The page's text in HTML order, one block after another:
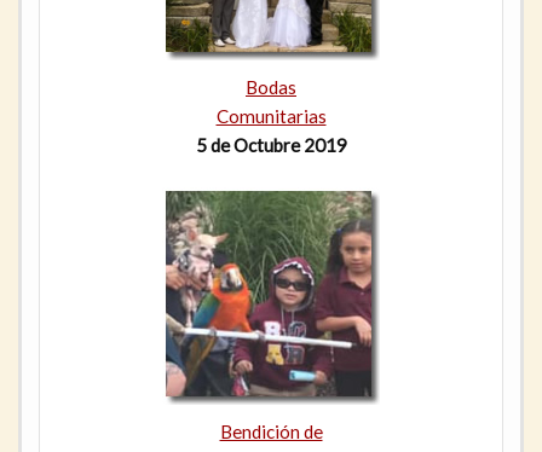
Bodas
Comunitarias
5 de Octubre 2019
Bendición de